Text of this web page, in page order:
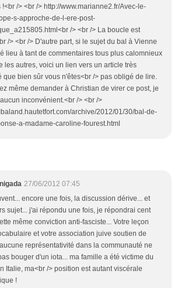
/> <br /> http://www.marianne2.fr/Avec-le-
s-approche-de-l-ere-post-
/> <br /> La boucle est
/> <br /> D'autre part, si le sujet du bal à Vienne
lieu à tant de commentaires tous plus calomnieux
les autres, voici un lien vers un article très
que bien sûr vous n'êtes<br /> pas obligé de lire.
même demander à Christian de virer ce post, je
inconvénient.<br /> <br />
archive/2012/01/30/bal-de-
a-madame-caroline-fourest.html
27/06/2012 07:45
encore une fois, la discussion dérive... et
sujet... j'ai répondu une fois, je répondrai cent
même conviction anti-fasciste... Votre leçon
et votre association juive soutien de
représentativité dans la communauté ne
bouger d'un iota... ma famille a été victime du
Italie, ma<br /> position est autant viscérale
!